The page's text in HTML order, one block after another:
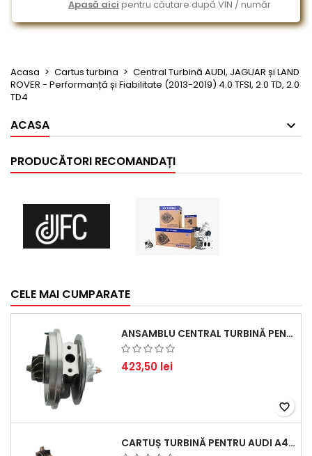
Apasă aici pentru căutare după VIN / număr
Acasa Cartus turbina
Central Turbină AUDI, JAGUAR și LAND
ROVER - Performanță și Fiabilitate (2013-2019) 4.0 TFSI, 2.0 TD, 2.0
TD4
ACASA
PRODUCĂTORI RECOMANDAȚI
CELE MAI CUMPARATE
ANSAMBLU CENTRAL TURBINĂ PENTRU BMW SERIA 3, SERIA 5 ȘI X3 - PERFORMANȚĂ ȘI FIABILITATE
423,50 lei
favorite_border
CARTUȘ TURBINĂ PENTRU AUDI A4, A6, SKODA SUPERB ȘI VW PASSAT, MOTOR DIESEL 1.9 TDI